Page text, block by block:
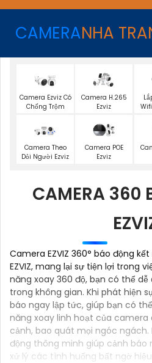
CAMERANHA
Camera Ezviz Có
Chống Trộm
Camera H.265
Ezviz
Camera Theo
Dỏi Người Ezviz
Camera POE
Ezviz
CAMERA 360
Camera EZVIZ 360° báo động
EZVIZ, mang lại sự tiện lợi trong
năng xoay 360 độ, bạn có thể
trong không gian. Khi phát hiện
báo ngay lập tức, giúp bạn có
năng xoay linh hoạt của
cảnh, bao quát mọi ngóc ngách.
động thông minh giúp cảnh báo
xử lý các tình huống bất ngờ